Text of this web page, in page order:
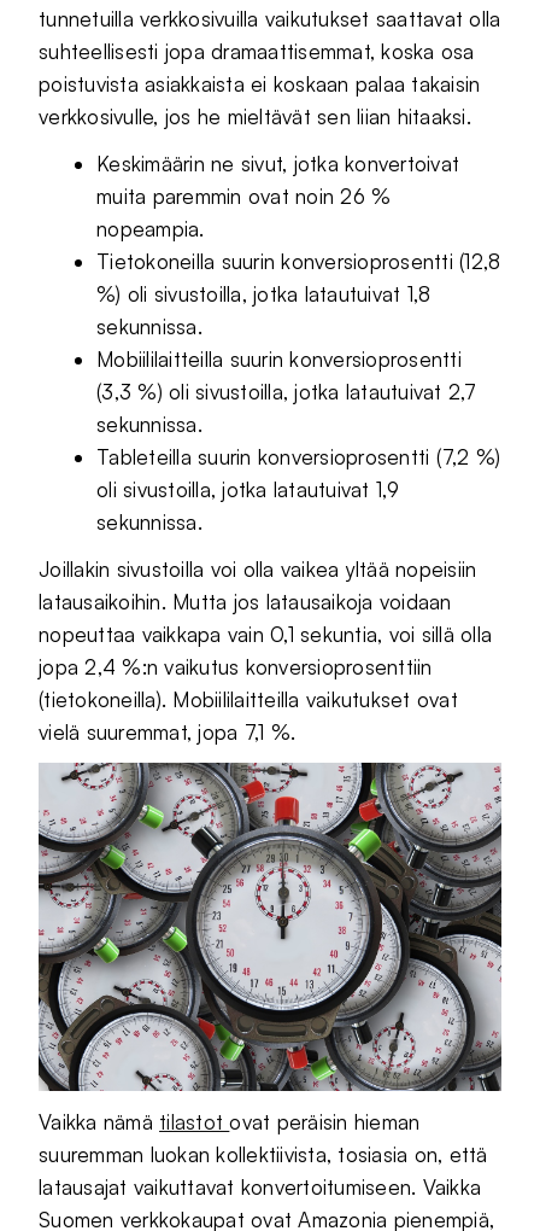
tunnetuilla verkkosivuilla vaikutukset saattavat olla
suhteellisesti jopa dramaattisemmat, koska osa
poistuvista asiakkaista ei koskaan palaa takaisin
verkkosivulle, jos he mieltävät sen liian hitaaksi.
Keskimäärin ne sivut, jotka konvertoivat
muita paremmin ovat noin 26 %
nopeampia.
Tietokoneilla suurin konversioprosentti (12,8
%) oli sivustoilla, jotka latautuivat 1,8
sekunnissa.
Mobiililaitteilla suurin konversioprosentti
(3,3 %) oli sivustoilla, jotka latautuivat 2,7
sekunnissa.
Tableteilla suurin konversioprosentti (7,2 %)
oli sivustoilla, jotka latautuivat 1,9
sekunnissa.
Joillakin sivustoilla voi olla vaikea yltää nopeisiin
latausaikoihin. Mutta jos latausaikoja voidaan
nopeuttaa vaikkapa vain 0,1 sekuntia, voi sillä olla
jopa 2,4 %:n vaikutus konversioprosenttiin
(tietokoneilla). Mobiililaitteilla vaikutukset ovat
vielä suuremmat, jopa 7,1 %.
Vaikka nämä tilastotovat peräisin hieman
suuremman luokan kollektiivista, tosiasia on, että
latausajat vaikuttavat konvertoitumiseen. Vaikka
Suomen verkkokaupat ovat Amazonia pienempiä,